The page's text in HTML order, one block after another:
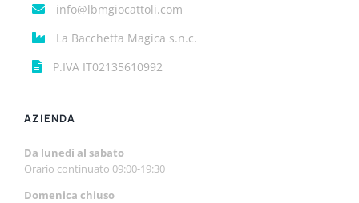
info@lbmgiocattoli.com
La Bacchetta Magica s.n.c.
P.IVA IT02135610992
AZIENDA
Da lunedì al sabato
Orario continuato 09:00-19:30
Domenica chiuso